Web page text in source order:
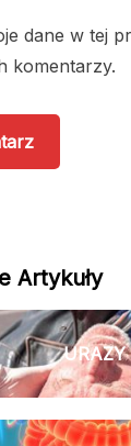
dane w tej
komentarzy.
Artykuły
URAZY